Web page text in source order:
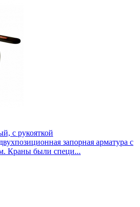
с рукояткой
запорная арматура с
Краны были специ...